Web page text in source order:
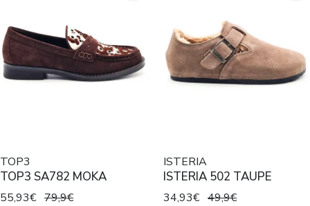
TOP3
TOP3 SA782 MOKA
55,93€ 79,9€
ISTERIA
ISTERIA 502 TAUPE
34,93€ 49,9€